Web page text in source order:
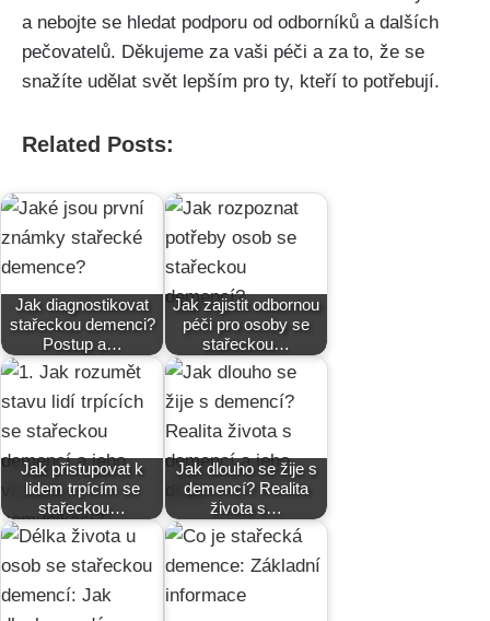
a nebojte se hledat podporu od odborníků a dalších
pečovatelů. Děkujeme za vaši péči a za to, že se
snažíte udělat svět lepším pro ty, kteří to potřebují.
Related Posts:
Jak diagnostikovat
stařeckou demenci?
Postup a…
Jak zajistit odbornou
péči pro osoby se
stařeckou…
Jak přistupovat k
lidem trpícím se
stařeckou…
Jak dlouho se žije s
demencí? Realita
života s…